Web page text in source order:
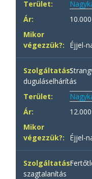
Éjjel-
duguláselhárítás
Éjjel-
szagtalanítás